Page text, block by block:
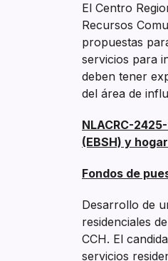
El Centro
Recursos
propuestas
servicios para
deben tener
del área de
NLACRC-
(EBSH) y
Fondos de
Desarrollo de
residenciales
CCH. El
servicios